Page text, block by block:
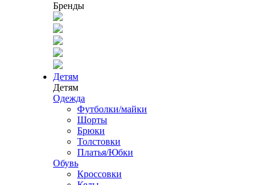
Бренды
Детям
Детям
Одежда
Футболки/майки
Шорты
Брюки
Толстовки
Платья/Юбки
Обувь
Кроссовки